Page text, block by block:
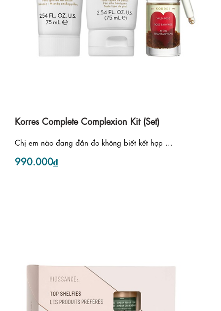
Korres Complete Complexion Kit (Set)
Chị em nào đang đắn đo không biết kết hợp ...
990.000₫